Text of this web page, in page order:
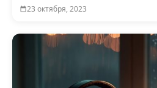
23 октября, 2023